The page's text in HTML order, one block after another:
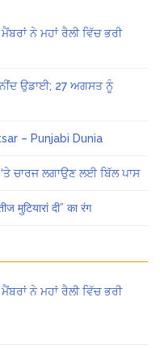
ਨੇ ਮਹਾਂ ਰੈਲੀ ਵਿੱਚ ਭਰੀ
ਨੀਂਦ ਉਡਾਈ; 27 ਅਗਸਤ ਨੂੰ
– Punjabi Dunia
ਚਾਰਜ ਲਗਾਉਣ ਲਈ ਬਿੱਲ ਪਾਸ
मुटियारां दी” का रंग
ਨੇ ਮਹਾਂ ਰੈਲੀ ਵਿੱਚ ਭਰੀ